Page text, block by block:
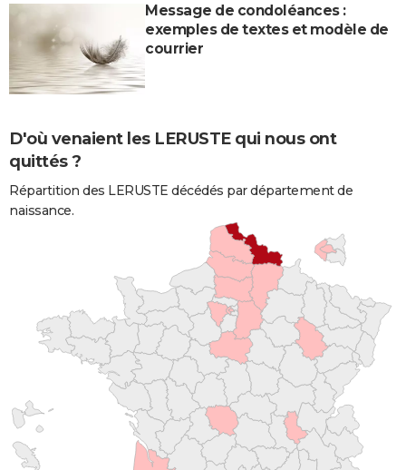
Message de condoléances :
exemples de textes et modèle de
courrier
D'où venaient les LERUSTE qui nous ont
quittés ?
Répartition des LERUSTE décédés par département de
naissance.